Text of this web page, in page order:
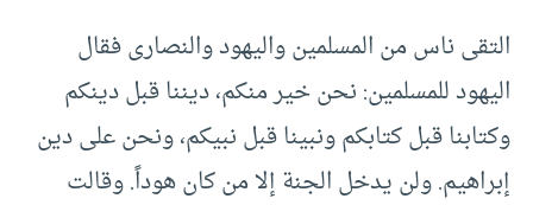
التقى ناس من المسلمين واليهود والنصارى فقال
اليهود للمسلمين: نحن خير منكم، ديننا قبل دينكم
وكتابنا قبل كتابكم ونبينا قبل نبيكم، ونحن على دين
إبراهيم. ولن يدخل الجنة إلا من كان هوداً. وقالت